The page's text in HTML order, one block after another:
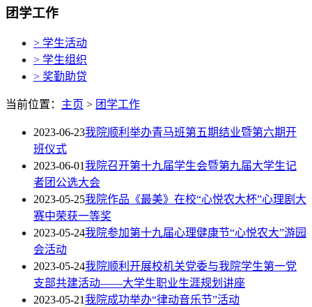
团学工作
> 学生活动
> 学生组织
> 奖勤助贷
当前位置： 主页 > 团学工作
2023-06-23我院顺利举办青马班第五期结业暨第六期开
班仪式
2023-06-01我院召开第十九届学生会暨第九届大学生记
者团公选大会
2023-05-25我院作品《最美》在校“心悦农大杯”心理剧大
赛中荣获一等奖
2023-05-24我院参加第十九届心理健康节“心悦农大”游园
会活动
2023-05-24我院顺利开展校机关党委与我院学生第一党
支部共建活动——大学生职业生涯规划讲座
2023-05-21我院成功举办“律动音乐节”活动